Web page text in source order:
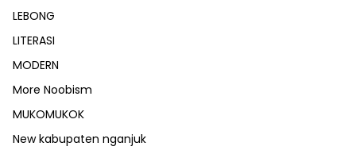
LEBONG
LITERASI
MODERN
More Noobism
MUKOMUKOK
New kabupaten nganjuk